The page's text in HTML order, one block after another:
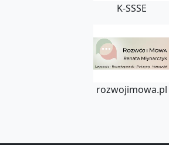
K-SSSE
rozwojimowa.pl